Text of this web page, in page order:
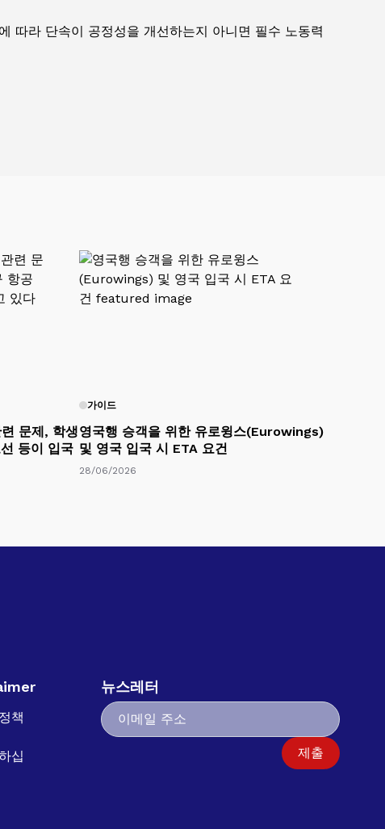
따라 단속이 공정성을 개선하는지 아니면 필수 노동력
문제, 학생
등이 입국
가이드
영국행 승객을 위한 유로윙스(Eurowings)
및 영국 입국 시 ETA 요건
28/06/2026
책
십
뉴스레터
제출